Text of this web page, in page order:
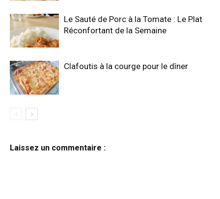
Le Sauté de Porc à la Tomate : Le Plat
Réconfortant de la Semaine
Clafoutis à la courge pour le dîner
Laissez un commentaire :